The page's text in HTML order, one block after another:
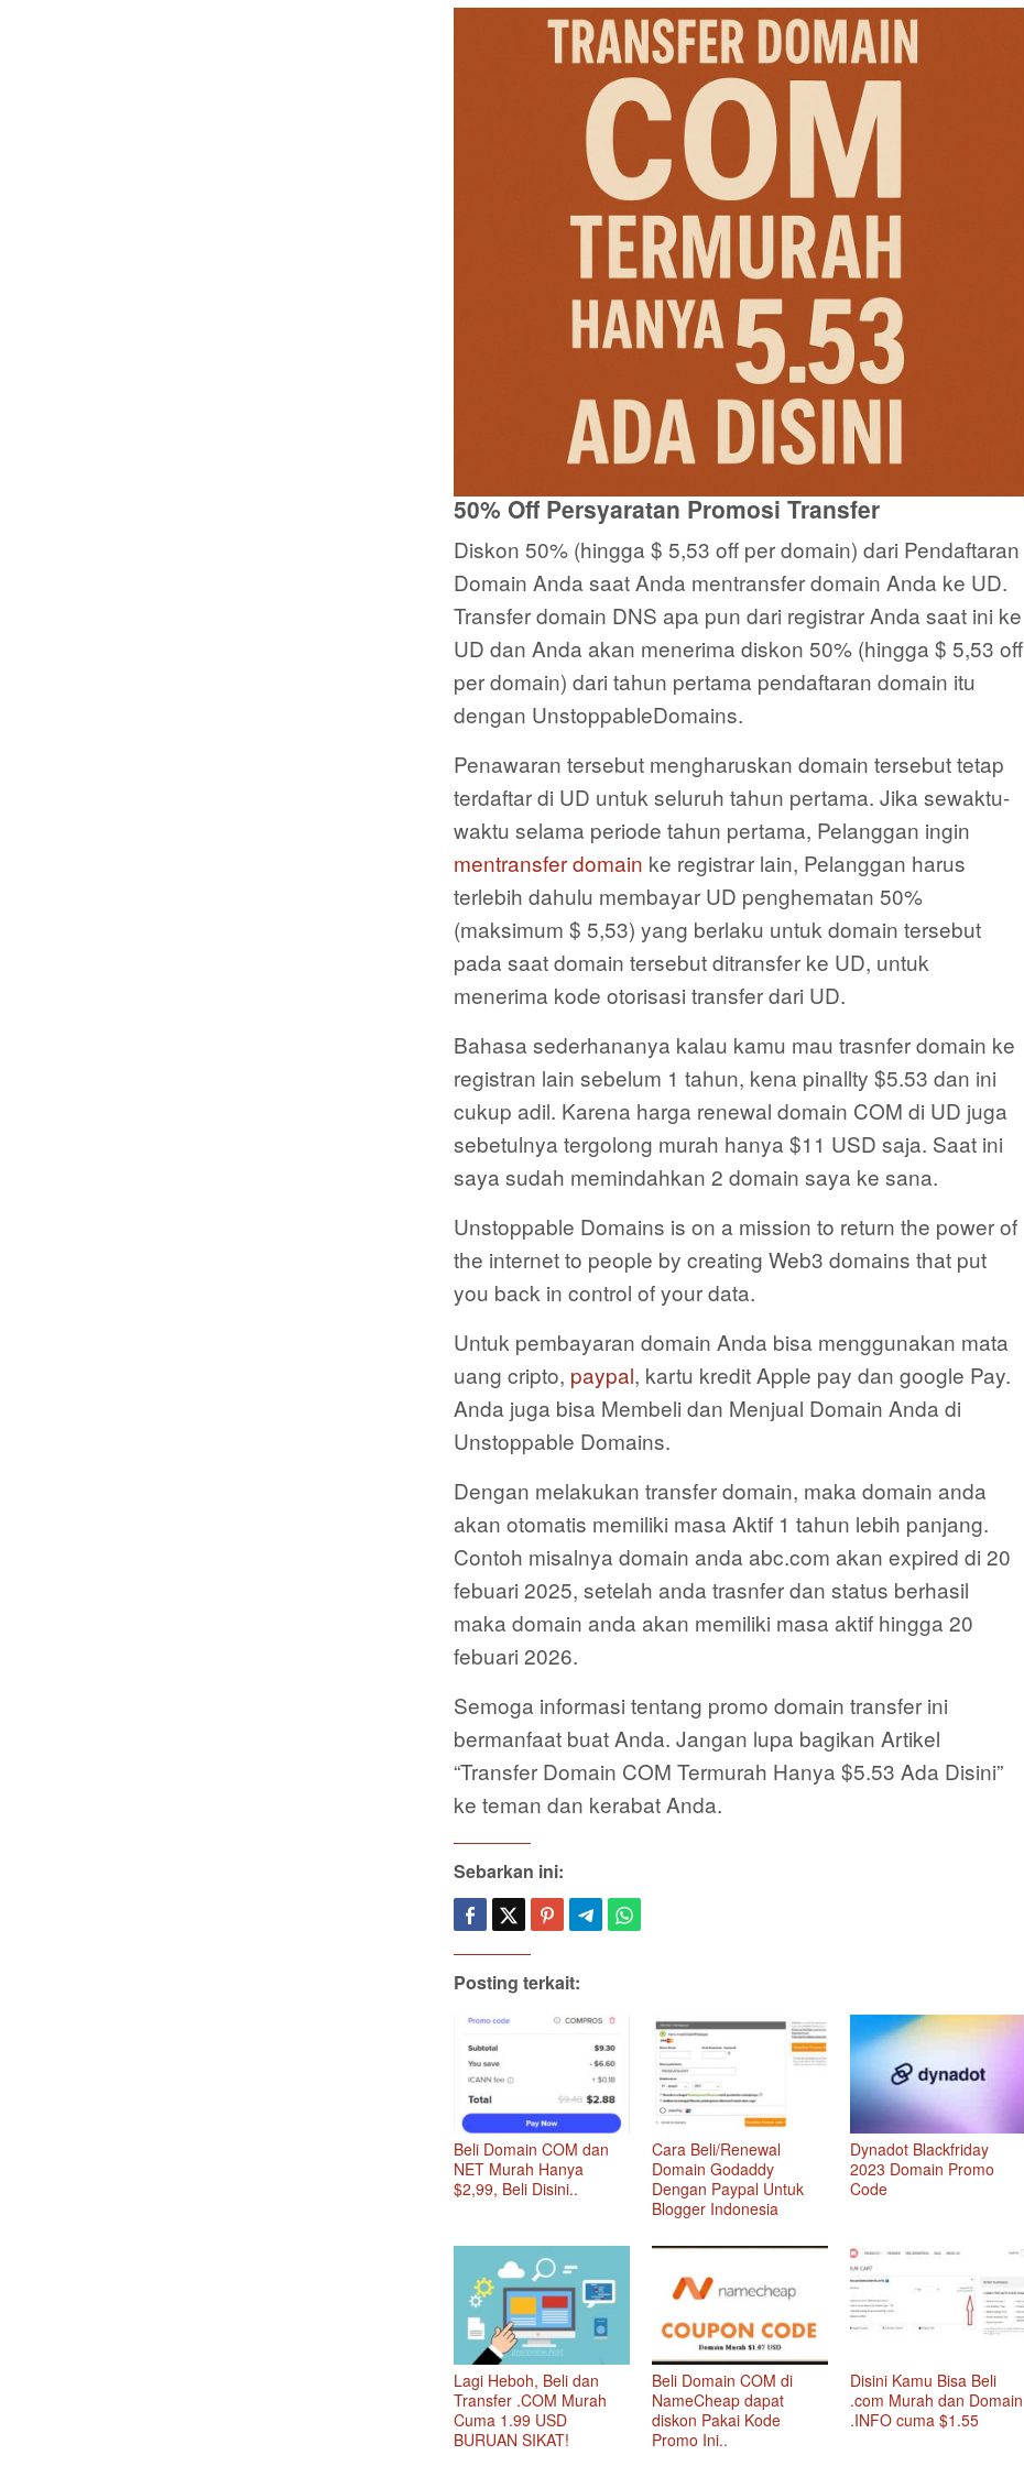
50% Off Persyaratan Promosi Transfer
Diskon 50% (hingga $ 5,53 off per domain) dari Pendaftaran
Domain Anda saat Anda mentransfer domain Anda ke UD.
Transfer domain DNS apa pun dari registrar Anda saat ini ke
UD dan Anda akan menerima diskon 50% (hingga $ 5,53 off
per domain) dari tahun pertama pendaftaran domain itu
dengan UnstoppableDomains.
Penawaran tersebut mengharuskan domain tersebut tetap
terdaftar di UD untuk seluruh tahun pertama. Jika sewaktu-
waktu selama periode tahun pertama, Pelanggan ingin
mentransfer domain ke registrar lain, Pelanggan harus
terlebih dahulu membayar UD penghematan 50%
(maksimum $ 5,53) yang berlaku untuk domain tersebut
pada saat domain tersebut ditransfer ke UD, untuk
menerima kode otorisasi transfer dari UD.
Bahasa sederhananya kalau kamu mau trasnfer domain ke
registran lain sebelum 1 tahun, kena pinallty $5.53 dan ini
cukup adil. Karena harga renewal domain COM di UD juga
sebetulnya tergolong murah hanya $11 USD saja. Saat ini
saya sudah memindahkan 2 domain saya ke sana.
Unstoppable Domains is on a mission to return the power of
the internet to people by creating Web3 domains that put
you back in control of your data.
Untuk pembayaran domain Anda bisa menggunakan mata
uang cripto, paypal, kartu kredit Apple pay dan google Pay.
Anda juga bisa Membeli dan Menjual Domain Anda di
Unstoppable Domains.
Dengan melakukan transfer domain, maka domain anda
akan otomatis memiliki masa Aktif 1 tahun lebih panjang.
Contoh misalnya domain anda abc.com akan expired di 20
febuari 2025, setelah anda trasnfer dan status berhasil
maka domain anda akan memiliki masa aktif hingga 20
febuari 2026.
Semoga informasi tentang promo domain transfer ini
bermanfaat buat Anda. Jangan lupa bagikan Artikel
“Transfer Domain COM Termurah Hanya $5.53 Ada Disini”
ke teman dan kerabat Anda.
Sebarkan ini:
Posting terkait:
Beli Domain COM dan
NET Murah Hanya
$2,99, Beli Disini..
Cara Beli/Renewal
Domain Godaddy
Dengan Paypal Untuk
Blogger Indonesia
Dynadot Blackfriday
2023 Domain Promo
Code
Lagi Heboh, Beli dan
Transfer .COM Murah
Cuma 1.99 USD
BURUAN SIKAT!
Beli Domain COM di
NameCheap dapat
diskon Pakai Kode
Promo Ini..
Disini Kamu Bisa Beli
.com Murah dan Domain
.INFO cuma $1.55